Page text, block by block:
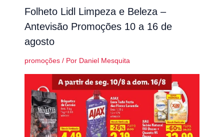
Folheto Lidl Limpeza e Beleza –
Antevisão Promoções 10 a 16 de
agosto
promoções/ Por Daniel Mesquita